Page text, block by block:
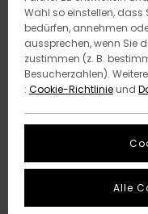
Wahl so einstellen, dass
bedürfen, annehmen
aussprechen, wenn Sie
zustimmen (z. B.
Besucherzahlen).
: Cookie-Richtlinieund
Alle